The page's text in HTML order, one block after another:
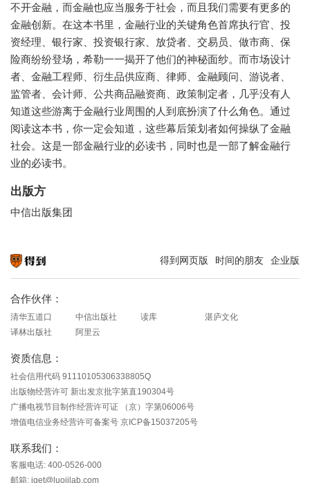
不开金融，而金融也应当服务于社会，而且我们需要有更多的
金融创新。在这本书里，金融行业的关键角色首席执行官、投
资经理、银行家、投资银行家、放贷者、交易员、做市商、保
险商纷纷登场，希勒一一揭开了他们的神秘面纱。而市场设计
者、金融工程师、衍生品供应商、律师、金融顾问、游说者、
监管者、会计师、公共商品融资商、政策制定者，几乎没有人
知道这些游离于金融行业周围的人到底扮演了什么角色。通过
阅读这本书，你一定会知道，这些幕后策划者如何操纵了金融
社会。这是一部金融行业的必读书，同时也是一部了解金融行
业的必读书。
出版方
中信出版集团
得到网页版 时间的朋友 企业版
合作伙伴：
清华五道口 中信出版社 读库
湛庐文化
译林出版社
阿里云
资质信息：
社会信用代码 91110105306338805Q
出版物经营许可 新出发京批字第直190304号
广播电视节目制作经营许可证 （京）字第06006号
增值电信业务经营许可备案号 京ICP备15037205号
联系我们：
客服电话: 400-0526-000
邮箱: iget@luojilab.com